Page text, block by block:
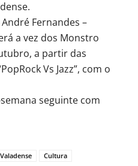
Fernandes –
a vez dos Monstro
a partir das
Vs Jazz”, com o
seguinte com
Cultura